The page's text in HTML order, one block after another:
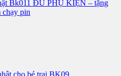
Bk011 ĐỦ PHỤ KIỆN – tặng
chạy pin